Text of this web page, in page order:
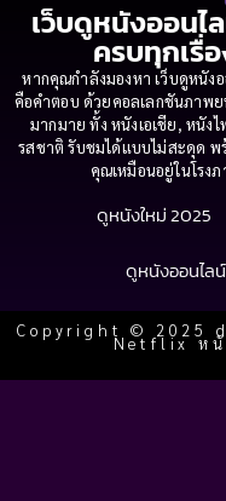
เว็บดูหนังออนไ
ครบทุกเรื่
หากคุณกำลังมองหา เว็บดูหนัง
คือคำตอบ ด้วยคอลเลกชันภาพ
มากมาย ทั้ง หนังเอเชีย, หนัง
รสชาติ รับชมได้แบบไม่สะดุด
คุณเหมือนอยู่ในโรง
ดูหนังใหม่ 2025
ดูหนังออนไลน์
Copyright © 2025
Netflix หนั